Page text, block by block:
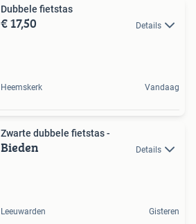
Dubbele fietstas
€ 17,50 Details
Heemskerk Vandaag
Zwarte dubbele fietstas -
Bieden Details
Leeuwarden Gisteren